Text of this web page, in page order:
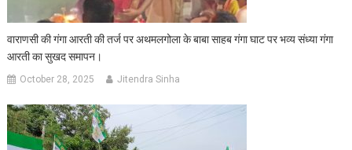
वाराणसी की गंगा आरती की तर्ज पर अथमलगोला के बाबा साहब गंगा घाट पर भव्य संध्या गंगा
आरती का सुखद समापन।
October 28, 2025 Jitendra Sinha